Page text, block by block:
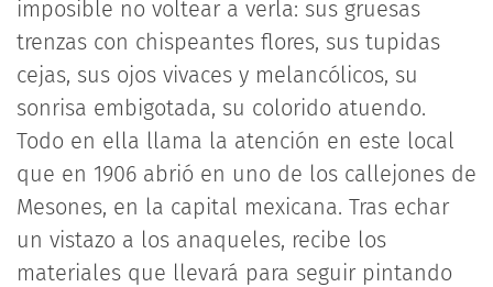
imposible no voltear a verla: sus gruesas
trenzas con chispeantes flores, sus tupidas
cejas, sus ojos vivaces y melancólicos, su
sonrisa embigotada, su colorido atuendo.
Todo en ella llama la atención en este local
que en 1906 abrió en uno de los callejones de
Mesones, en la capital mexicana. Tras echar
un vistazo a los anaqueles, recibe los
materiales que llevará para seguir pintando